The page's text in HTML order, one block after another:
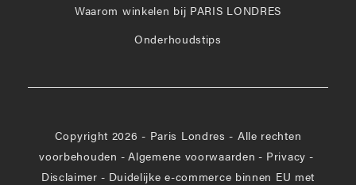
Waarom winkelen bij PARIS LONDRES
Onderhoudstips
Copyright 2026 - Paris Londres - Alle rechten
voorbehouden - Algemene voorwaarden - Privacy -
Disclaimer - Duidelijke e-commerce binnen EU met